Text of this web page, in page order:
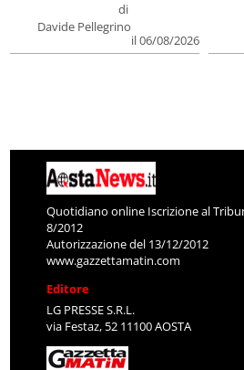
di
Davide Pellegrino
il 06/08/2026
Quotidiano online Iscrizione al
8/2012
Autorizzazione del 13/12/2012
www.gazzettamatin.com
Editore
LG PRESSE S.R.L.
via Festaz, 52 11100 AOSTA